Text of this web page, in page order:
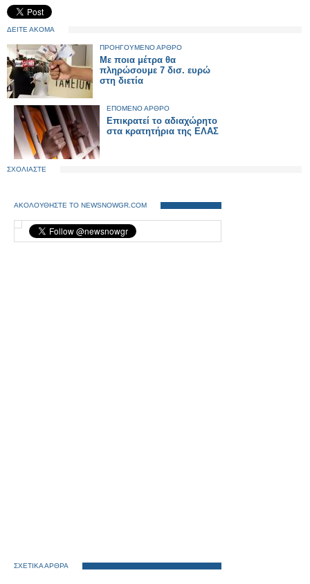
ΔΕΙΤΕ ΑΚΟΜΑ
ΠΡΟΗΓΟΥΜΕΝΟ ΑΡΘΡΟ
Με ποια μέτρα θα
πληρώσουμε 7 δισ. ευρώ
στη διετία
ΕΠΟΜΕΝΟ ΑΡΘΡΟ
Επικρατεί το αδιαχώρητο
στα κρατητήρια της ΕΛΑΣ
ΣΧΟΛΙΑΣΤΕ
ΑΚΟΛΟΥΘΗΣΤΕ ΤΟ NEWSNOWGR.COM
ΣΧΕΤΙΚΑ ΑΡΘΡΑ